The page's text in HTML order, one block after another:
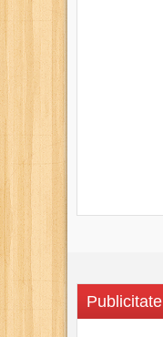
Publicitate